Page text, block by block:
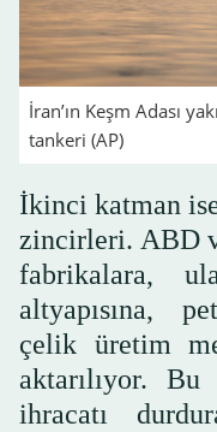
İran’ın Keşm Adası
tankeri (AP)
İkinci katman
zincirleri. ABD
fabrikalara,
altyapısına,
çelik üretim
aktarılıyor. Bu
ihracatı